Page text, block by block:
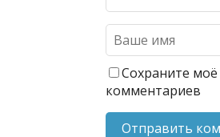
Сохраните
комментариев